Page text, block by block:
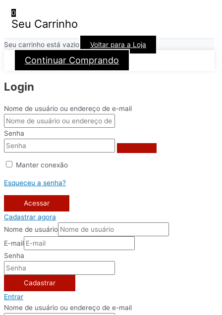
0
Seu Carrinho
Seu carrinho está vazio Voltar para a Loja
Continuar Comprando
Login
Nome de usuário ou endereço de e-mail
Senha
Manter conexão
Esqueceu a senha?
Acessar
Cadastrar agora
Nome de usuário
E-mail
Senha
Cadastrar
Entrar
Nome de usuário ou endereço de e-mail